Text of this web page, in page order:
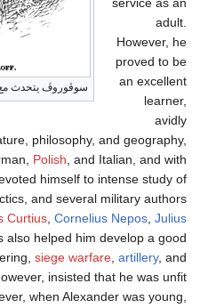
سوڤوروڤ يتحدث
adult.
However, he
proved to be
an excellent
learner,
avidly
philosophy, and geography,
Polish , and Italian, and with
himself to intense study of
and several military authors
Curtius Cornelius Nepos Julius
also helped him develop a good
siege warfare artillery, and
insisted that he was unfit
when Alexander was young,